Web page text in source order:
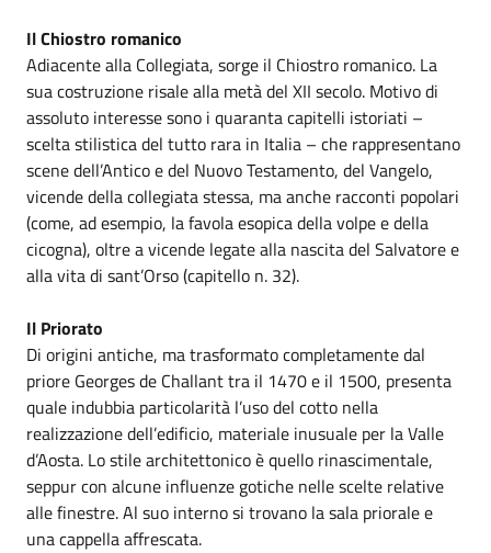
Il Chiostro romanico
Adiacente alla Collegiata, sorge il Chiostro romanico. La
sua costruzione risale alla metà del XII secolo. Motivo di
assoluto interesse sono i quaranta capitelli istoriati –
scelta stilistica del tutto rara in Italia – che rappresentano
scene dell’Antico e del Nuovo Testamento, del Vangelo,
vicende della collegiata stessa, ma anche racconti popolari
(come, ad esempio, la favola esopica della volpe e della
cicogna), oltre a vicende legate alla nascita del Salvatore e
alla vita di sant’Orso (capitello n. 32).
Il Priorato
Di origini antiche, ma trasformato completamente dal
priore Georges de Challant tra il 1470 e il 1500, presenta
quale indubbia particolarità l’uso del cotto nella
realizzazione dell’edificio, materiale inusuale per la Valle
d’Aosta. Lo stile architettonico è quello rinascimentale,
seppur con alcune influenze gotiche nelle scelte relative
alle finestre. Al suo interno si trovano la sala priorale e
una cappella affrescata.